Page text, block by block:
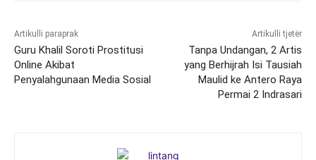
Artikulli paraprak
Guru Khalil Soroti Prostitusi
Online Akibat
Penyalahgunaan Media Sosial
Artikulli tjetër
Tanpa Undangan, 2 Artis
yang Berhijrah Isi Tausiah
Maulid ke Antero Raya
Permai 2 Indrasari